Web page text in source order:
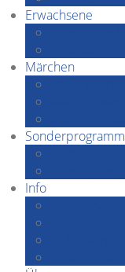
Erwachsene
Märchen
Sonderprogramm
Info